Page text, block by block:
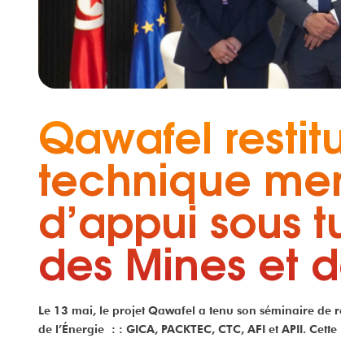
Qawafel
technique
d’appui sous
des Mines et
Le 13 mai, le projet Qawafel a tenu son séminaire de
de l’Énergie : : GICA, PACKTEC, CTC, AFI et APII.